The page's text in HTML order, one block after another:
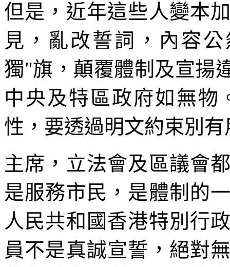
但是，近年這些人變本
見，亂改誓詞，內容
獨"旗，顛覆體制及宣揚
中央及特區政府如無物
性，要透過明文約束別
主席，立法會及區議會
是服務市民，是體制的
人民共和國香港特別行
員不是真誠宣誓，絕對